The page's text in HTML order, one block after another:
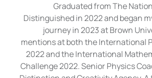
Graduated from The
Distinguished in 2022 and began
journey in 2023 at Brown
mentions at both the International
2022 and the International
Challenge 2022. Senior Physics